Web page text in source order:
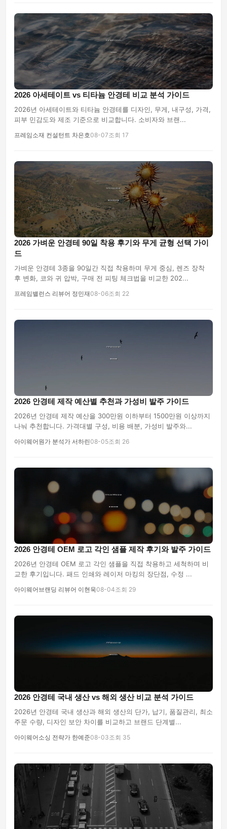
2026 아세테이트 vs 티타늄 안경테 비교 분석 가이드
2026년 아세테이트와 티타늄 안경테를 디자인, 무게, 내구성, 가격,
피부 민감도와 제조 기준으로 비교합니다. 소비자와 브랜...
프레임소재 컨설턴트 차은호08-07조회 17
2026 가벼운 안경테 90일 착용 후기와 무게 균형 선택 가이
드
가벼운 안경테 3종을 90일간 직접 착용하며 무게 중심, 렌즈 장착
후 변화, 코와 귀 압박, 구매 전 피팅 체크법을 비교한 202...
프레임밸런스 리뷰어 정민재08-06조회 22
2026 안경테 제작 예산별 추천과 가성비 발주 가이드
2026년 안경테 제작 예산을 300만원 이하부터 1500만원 이상까지
나눠 추천합니다. 가격대별 구성, 비용 배분, 가성비 발주와...
아이웨어원가 분석가 서하린08-05조회 26
2026 안경테 OEM 로고 각인 샘플 제작 후기와 발주 가이드
2026년 안경테 OEM 로고 각인 샘플을 직접 착용하고 세척하며 비
교한 후기입니다. 패드 인쇄와 레이저 마킹의 장단점, 수정 ...
아이웨어브랜딩 리뷰어 이현욱08-04조회 29
2026 안경테 국내 생산 vs 해외 생산 비교 분석 가이드
2026년 안경테 국내 생산과 해외 생산의 단가, 납기, 품질관리, 최소
주문 수량, 디자인 보안 차이를 비교하고 브랜드 단계별...
아이웨어소싱 전략가 한예준08-03조회 35